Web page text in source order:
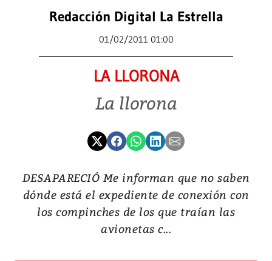
Redacción Digital La Estrella
01/02/2011 01:00
LA LLORONA
La llorona
DESAPARECIÓ Me informan que no saben
dónde está el expediente de conexión con
los compinches de los que traían las
avionetas c...